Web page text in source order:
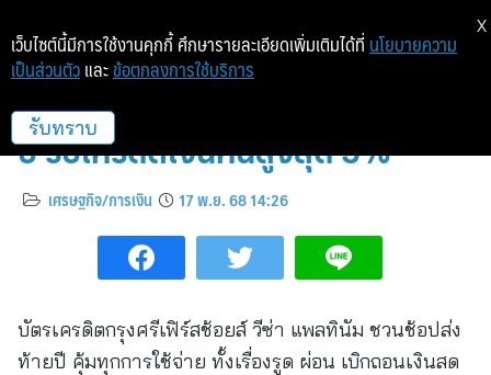
กรุงศรีเฟิร์สช้อยส์ ชวนช้อปส่งท้าย
ปี รับเครดิตเงินคืนสูงสุด 5%
เศรษฐกิจ/การเงิน 17 พ.ย. 68 14:26
บัตรเครดิตกรุงศรีเฟิร์สช้อยส์ วีซ่า แพลทินัม ชวนช้อปส่ง
ท้ายปี คุ้มทุกการใช้จ่าย ทั้งเรื่องรูด ผ่อน เบิกถอนเงินสด
เว็บไซต์นี้มีการใช้งานคุกกี้ ศึกษารายละเอียดเพิ่มเติมได้ที่ นโยบายความ
เป็นส่วนตัว และ ข้อตกลงการใช้บริการ
รับทราบ
X